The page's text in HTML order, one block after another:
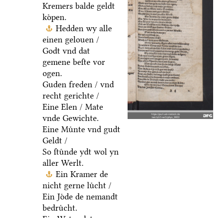
Kremers balde geldt
koͤpen.
Hedden wy alle
einen gelouen /
Godt vnd dat
gemene beſte vor
ogen.
Guden freden / vnd
recht gerichte /
Eine Elen / Mate
vnde Gewichte.
Eine Muͤnte vnd gudt
Geldt /
So ſtuͤnde ydt wol yn
aller Werlt.
Ein Kramer de
nicht gerne luͤcht /
Ein Joͤde de nemandt
bedruͤcht.